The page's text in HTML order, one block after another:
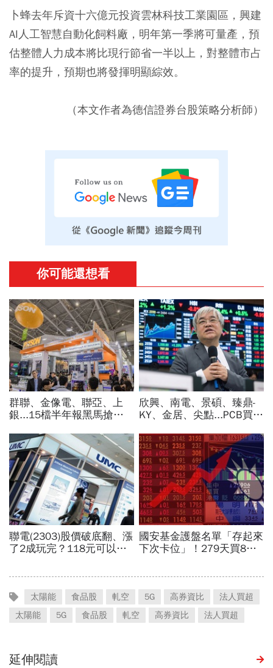
卜蜂去年斥資十六億元投資雲林科技工業園區，興建
AI人工智慧自動化飼料廠，明年第一季將可量產，預
估整體人力成本將比現行節省一半以上，對整體市占
率的提升，預期也將發揮明顯綜效。
（本文作者為德信證券台股策略分析師）
太陽能 食品股 軋空 5G 高券資比
法人買超
太陽能
5G 食品股 軋空 高券資比 法人買超
延伸閱讀